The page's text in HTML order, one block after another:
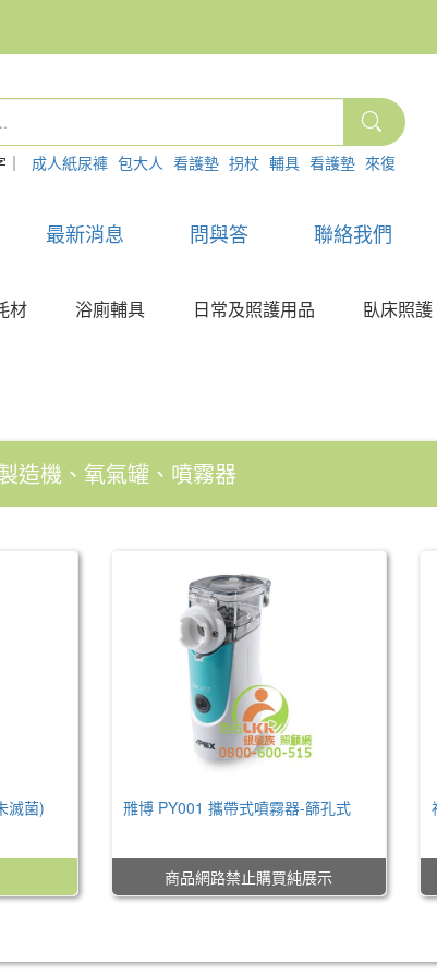
成人紙尿褲 包大人 看護墊 拐杖 輔具 看護墊 來復
最新消息 問與答 聯絡我們
材 浴廁輔具 日常及照護用品 臥床照護
造機、氧氣罐、噴霧器
滅菌) 雃博 PY001 攜帶式噴霧器-篩孔式
商品網路禁止購買純展示